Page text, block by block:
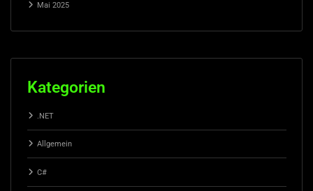
Mai 2025
Kategorien
.NET
Allgemein
C#